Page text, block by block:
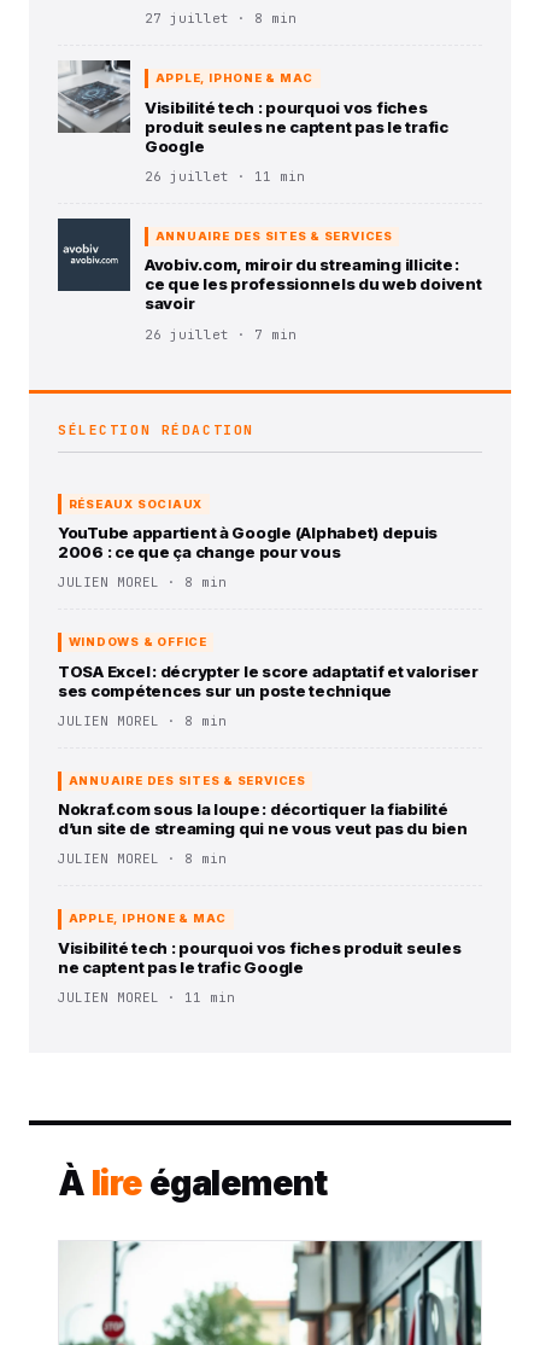
27 juillet · 8 min
APPLE, IPHONE & MAC
Visibilité tech : pourquoi vos fiches
produit seules ne captent pas le trafic
Google
26 juillet · 11 min
ANNUAIRE DES SITES & SERVICES
Avobiv.com, miroir du streaming illicite :
ce que les professionnels du web doivent
savoir
26 juillet · 7 min
SÉLECTION RÉDACTION
RÉSEAUX SOCIAUX
YouTube appartient à Google (Alphabet) depuis
2006 : ce que ça change pour vous
JULIEN MOREL · 8 min
WINDOWS & OFFICE
TOSA Excel : décrypter le score adaptatif et valoriser
ses compétences sur un poste technique
JULIEN MOREL · 8 min
ANNUAIRE DES SITES & SERVICES
Nokraf.com sous la loupe : décortiquer la fiabilité
d’un site de streaming qui ne vous veut pas du bien
JULIEN MOREL · 8 min
APPLE, IPHONE & MAC
Visibilité tech : pourquoi vos fiches produit seules
ne captent pas le trafic Google
JULIEN MOREL · 11 min
À lire également